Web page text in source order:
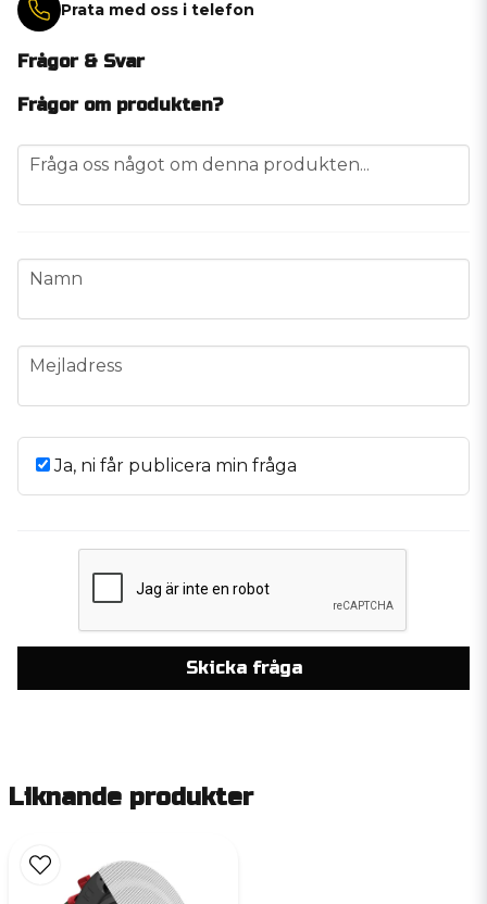
Prata med oss i telefon
Frågor & Svar
Frågor om produkten?
question
Fråga oss något om denna produkten...
name
Namn
email
Mejladress
Ja, ni får publicera min fråga
Skicka fråga
Liknande produkter